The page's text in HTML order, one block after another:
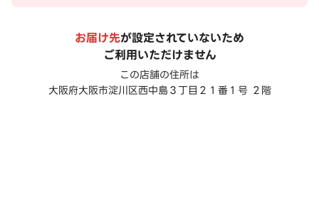
お届け先が設定されていないため
ご利用いただけません
この店舗の住所は
大阪府大阪市淀川区西中島３丁目２１番１号 ２階